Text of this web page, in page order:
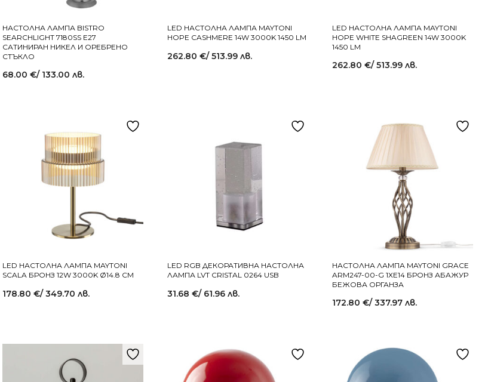
НАСТОЛНА ЛАМПА BISTRO
SEARCHLIGHT 7180SS E27
САТИНИРАН НИКЕЛ И ОРЕБРЕНО
СТЪКЛО
68.00 €/ 133.00 лв.
LED НАСТОЛНА ЛАМПА MAYTONI
HOPE CASHMERE 14W 3000K 1450 LM
262.80 €/ 513.99 лв.
LED НАСТОЛНА ЛАМПА MAYTONI
HOPE WHITE SHAGREEN 14W 3000K
1450 LM
262.80 €/ 513.99 лв.
LED НАСТОЛНА ЛАМПА MAYTONI
SCALA БРОНЗ 12W 3000K Ø14.8 CM
178.80 €/ 349.70 лв.
LED RGB ДЕКОРАТИВНА НАСТОЛНА
ЛАМПА LVT CRISTAL 0264 USB
31.68 €/ 61.96 лв.
НАСТОЛНА ЛАМПА MAYTONI GRACE
ARM247-00-G 1XE14 БРОНЗ АБАЖУР
БЕЖОВА ОРГАНЗА
172.80 €/ 337.97 лв.